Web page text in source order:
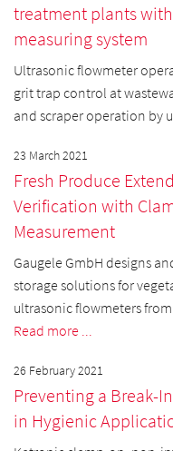
treatment plants
measuring system
Ultrasonic flowmeter
grit trap control at
and scraper operation by
23 March 2021
Fresh Produce
Verification with
Measurement
Gaugele GmbH designs
storage solutions for
ultrasonic flowmeters
Read more ...
26 February 2021
Preventing a Break-
in Hygienic